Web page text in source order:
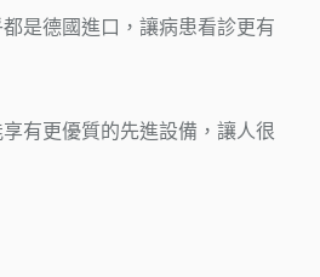
是德國進口，讓病患看診更有
有更優質的先進設備，讓人很